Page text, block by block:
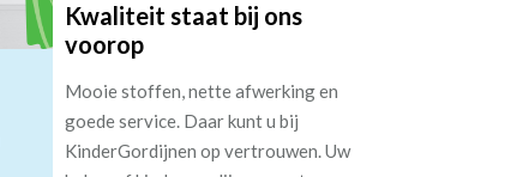
Kwaliteit staat bij ons
voorop
Mooie stoffen, nette afwerking en
goede service. Daar kunt u bij
KinderGordijnen op vertrouwen. Uw